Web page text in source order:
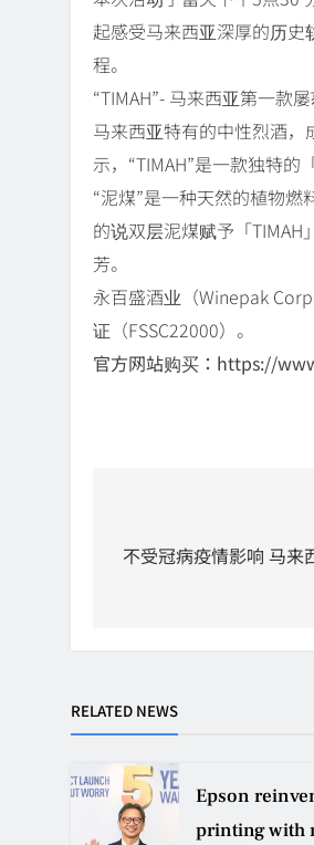
起感受马来西亚深厚的历史
程。
“TIMAH”- 马来西亚第一款
马来西亚特有的中性烈酒，
示，“TIMAH”是一款独特的
“泥煤”是一种天然的植物
的说双层泥煤赋予「
芳。
永百盛酒业（Winepak
证（FSSC22000）。
官方网站购买：https://
navigation
不受冠病疫情影响 马来
RELATED NEWS
Epson
printing with